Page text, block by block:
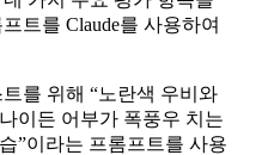
트를 Claude를 사용하여
를 위해 “노란색 우비와
이든 어부가 폭풍우 치는
”이라는 프롬프트를 사용